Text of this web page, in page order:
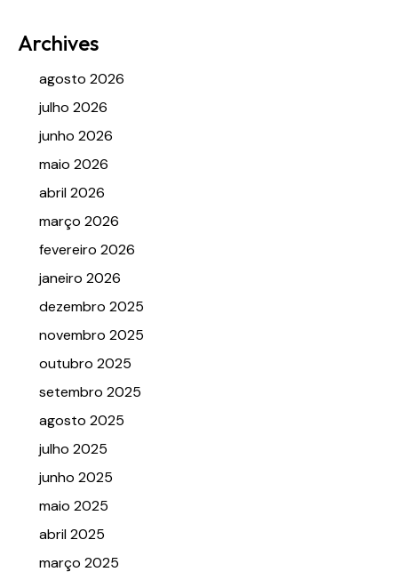
Archives
agosto 2026
julho 2026
junho 2026
maio 2026
abril 2026
março 2026
fevereiro 2026
janeiro 2026
dezembro 2025
novembro 2025
outubro 2025
setembro 2025
agosto 2025
julho 2025
junho 2025
maio 2025
abril 2025
março 2025